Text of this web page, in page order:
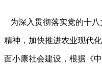
为深入贯彻落实党的十
精神，加快推进农业现代
面小康社会建设，根据《